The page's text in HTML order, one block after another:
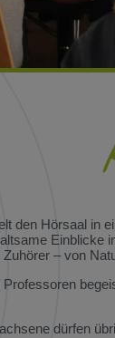
den Hörsaal in
Einblicke
Zuhörer – von
dürfen